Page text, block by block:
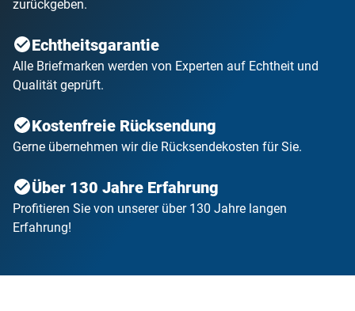
zurückgeben.
Echtheitsgarantie
Alle Briefmarken werden von Experten auf Echtheit und
Qualität geprüft.
Kostenfreie Rücksendung
Gerne übernehmen wir die Rücksendekosten für Sie.
Über 130 Jahre Erfahrung
Profitieren Sie von unserer über 130 Jahre langen
Erfahrung!